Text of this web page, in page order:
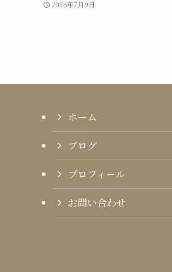
2026年7月9日
ホーム
ブログ
プロフィール
お問い合わせ